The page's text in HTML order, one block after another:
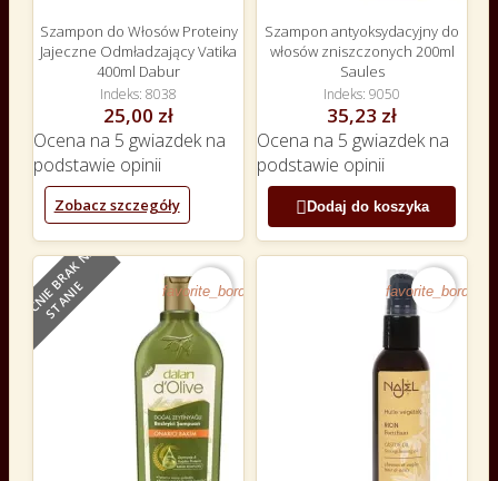
Szampon do Włosów Proteiny
Jajeczne Odmładzający Vatika
400ml Dabur
Indeks 8038
25,00 zł
Ocena na 5 gwiazdek na
podstawie opinii
Zobacz szczegóły
Szampon antyoksydacyjny do
włosów zniszczonych 200ml
Saules
Indeks 9050
35,23 zł
Ocena na 5 gwiazdek na
podstawie opinii
Dodaj do koszyka
NOWY
O
B
E
C
N
I
E
B
R
A
K
N
A
S
T
A
N
I
E favorite_border favorite_border